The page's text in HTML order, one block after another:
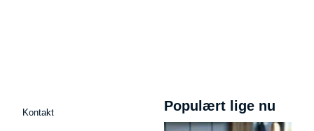
Kontakt Populært lige nu